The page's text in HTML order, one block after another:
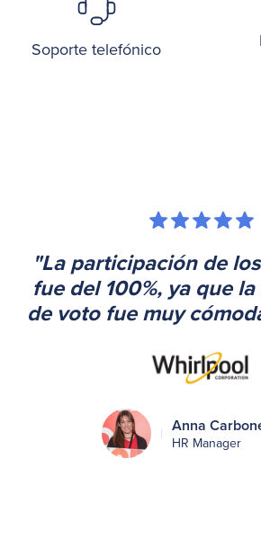
Soporte telefónico
"La participación de
fue del 100%, ya que
de voto fue muy
Anna
HR Manager